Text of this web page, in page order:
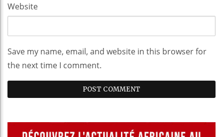
Website
Save my name, email, and website in this browser for
the next time I comment.